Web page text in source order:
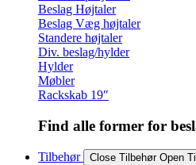
Beslag Højtaler
Beslag Væg højtaler
Standere højtaler
Div. beslag/hylder
Hylder
Møbler
Rackskab 19″
Find alle former for
Tilbehør Close Tilbehør Open